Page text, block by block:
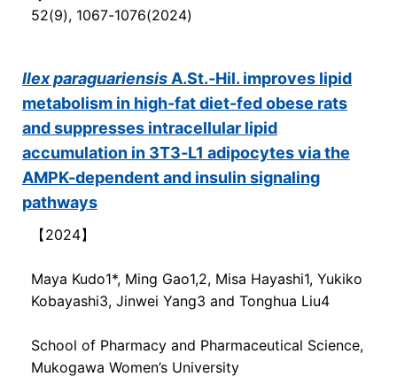
52(9), 1067-1076(2024)
Ilex paraguariensis A.St.-Hil. improves lipid
metabolism in high-fat diet-fed obese rats
and suppresses intracellular lipid
accumulation in 3T3-L1 adipocytes via the
AMPK-dependent and insulin signaling
pathways
【2024】
Maya Kudo1*, Ming Gao1,2, Misa Hayashi1, Yukiko
Kobayashi3, Jinwei Yang3 and Tonghua Liu4
School of Pharmacy and Pharmaceutical Science,
Mukogawa Women’s University